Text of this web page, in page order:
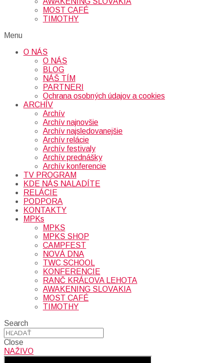
MOST CAFÉ
TIMOTHY
Menu
O NÁS
O NÁS
BLOG
NÁŠ TÍM
PARTNERI
Ochrana osobných údajov a cookies
ARCHÍV
Archív
Archív najnovšie
Archív najsledovanejšie
Archív relácie
Archív festivaly
Archív prednášky
Archív konferencie
TV PROGRAM
KDE NÁS NALADÍTE
RELÁCIE
PODPORA
KONTAKTY
MPKs
MPKS
MPKS SHOP
CAMPFEST
NOVÁ DNA
TWC SCHOOL
KONFERENCIE
RANČ KRÁĽOVA LEHOTA
AWAKENING SLOVAKIA
MOST CAFÉ
TIMOTHY
Search
Close
NAŽIVO